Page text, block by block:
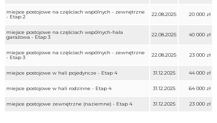
miejsce postojowe na częściach wspólnych - zewnętrzne
- Etap 2 22.08.2025 20 000 zł
miejsce postojowe na częściach wspólnych-hala
garażowa - Etap 3 22.08.2025 40 000 zł
miejsce postojowe na częściach wspólnych - zewnętrzne
- Etap 3 22.08.2025 23 000 zł
miejsce postojowe w hali pojedyncze - Etap 4 31.12.2025 44 000 zł
miejsce postojowe w hali rodzinne - Etap 4 31.12.2025 64 000 zł
miejsce postojowe zewnętrzne (naziemne) - Etap 4 31.12.2025 23 000 zł